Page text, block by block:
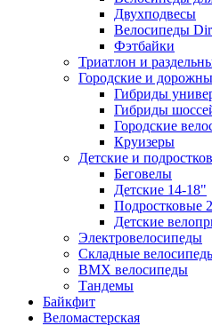
Двухподвесы
Велосипеды
Фэтбайки
Триатлон и
Городские и
Гибриды
Гибриды
Городские
Круизеры
Детские и
Беговелы
Детские 14-18"
Подростковые
Детские
Электровелосипеды
Складные
BMX велосипеды
Тандемы
Байкфит
Веломастерская